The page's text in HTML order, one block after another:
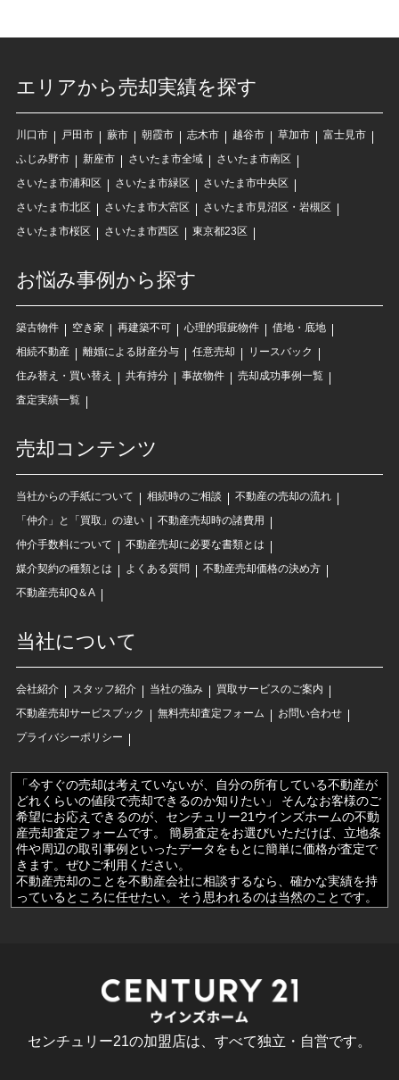
エリアから売却実績を探す
川口市 戸田市 蕨市 朝霞市 志木市 越谷市 草加市
富士見市
ふじみ野市
新座市 さいたま市全域
さいたま市南区
さいたま市浦和区
さいたま市緑区
さいたま市中央区
さいたま市北区
さいたま市大宮区
さいたま市見沼区・岩槻区
さいたま市桜区
さいたま市西区 東京都23区
お悩み事例から探す
築古物件 空き家 再建築不可 心理的瑕疵物件
借地・底地
相続不動産
離婚による財産分与 任意売却
リースバック
住み替え・買い替え
共有持分 事故物件
売却成功事例一覧
査定実績一覧
売却コンテンツ
当社からの手紙について 相続時のご相談
不動産の売却の流れ
「仲介」と「買取」の違い
不動産売却時の諸費用
仲介手数料について
不動産売却に必要な書類とは
媒介契約の種類とは
よくある質問
不動産売却価格の決め方
不動産売却Q＆A
当社について
会社紹介 スタッフ紹介 当社の強み
買取サービスのご案内
不動産売却サービスブック
無料売却査定フォーム
お問い合わせ
プライバシーポリシー
「今すぐの売却は考えていないが、自分の所有している不動産が
どれくらいの値段で売却できるのか知りたい」 そんなお客様のご
希望にお応えできるのが、センチュリー21ウインズホームの不動
産売却査定フォームです。 簡易査定をお選びいただけば、立地条
件や周辺の取引事例といったデータをもとに簡単に価格が査定で
きます。ぜひご利用ください。
不動産売却のことを不動産会社に相談するなら、確かな実績を持
っているところに任せたい。そう思われるのは当然のことです。
売却成功事例のページをご覧ください。
埼玉・川口市での不動産売却のことはセンチュリー21ウインズホ
ームにお任せください。 確実に売却・現金化されたいという際に
は、不動産買取サービスのご案内も行っております。 とにかく早
く売却されたいというお客様のご希望にもスピーディーに対応
センチュリー21の加盟店は、すべて独立・自営です。